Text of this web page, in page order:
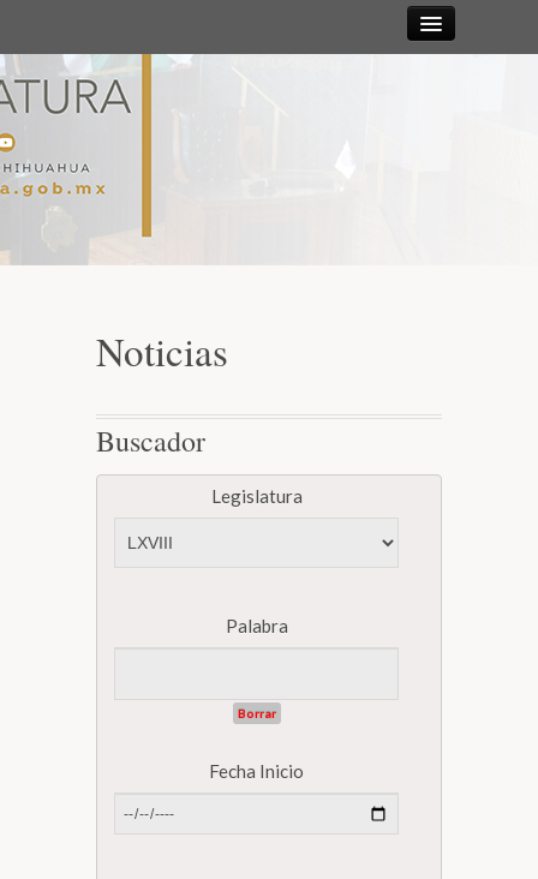
Mesa Directiva y Diputación Permanente
Junta de Coordinación Política
Comisiones
Transparencia
Noticias
Buscador
Legislatura
Palabra
Borrar
Fecha Inicio